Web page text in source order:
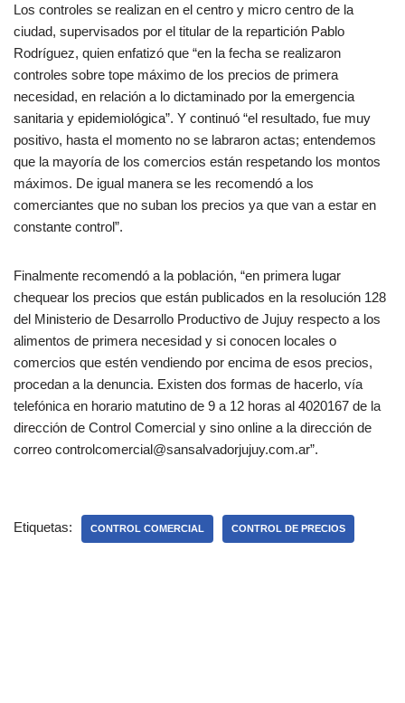
Los controles se realizan en el centro y micro centro de la
ciudad, supervisados por el titular de la repartición Pablo
Rodríguez, quien enfatizó que “en la fecha se realizaron
controles sobre tope máximo de los precios de primera
necesidad, en relación a lo dictaminado por la emergencia
sanitaria y epidemiológica”. Y continuó “el resultado, fue muy
positivo, hasta el momento no se labraron actas; entendemos
que la mayoría de los comercios están respetando los montos
máximos. De igual manera se les recomendó a los
comerciantes que no suban los precios ya que van a estar en
constante control”.
Finalmente recomendó a la población, “en primera lugar
chequear los precios que están publicados en la resolución 128
del Ministerio de Desarrollo Productivo de Jujuy respecto a los
alimentos de primera necesidad y si conocen locales o
comercios que estén vendiendo por encima de esos precios,
procedan a la denuncia. Existen dos formas de hacerlo, vía
telefónica en horario matutino de 9 a 12 horas al 4020167 de la
dirección de Control Comercial y sino online a la dirección de
correo controlcomercial@sansalvadorjujuy.com.ar”.
Etiquetas: CONTROL COMERCIAL CONTROL DE PRECIOS